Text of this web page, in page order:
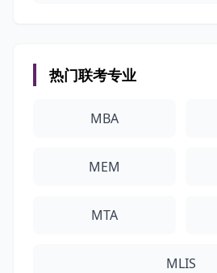
热门联考专业
MBA
MEM
MTA
MLIS